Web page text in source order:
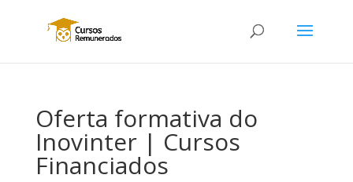
Oferta formativa do
Inovinter | Cursos
Financiados